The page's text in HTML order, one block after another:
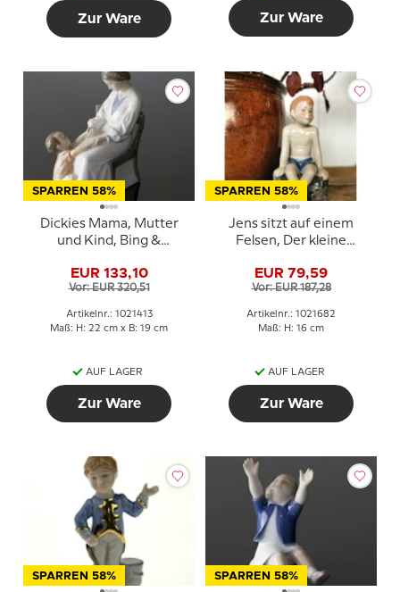
Zur Ware Zur Ware
SPARREN 58%
Dickies Mama, Mutter
und Kind, Bing &
oder 413
EUR 133,10
Vor: EUR 320,51
Artikelnr.: 1021413
Maß: H: 22 cm x B: 19 cm
AUF LAGER
Zur Ware
SPARREN 58%
Jens sitzt auf einem
Felsen, Der kleine
Copenhagen Figur Nr.
682
EUR 79,59
Vor: EUR 187,28
Artikelnr.: 1021682
Maß: H: 16 cm
AUF LAGER
Zur Ware
SPARREN 58% SPARREN 58%